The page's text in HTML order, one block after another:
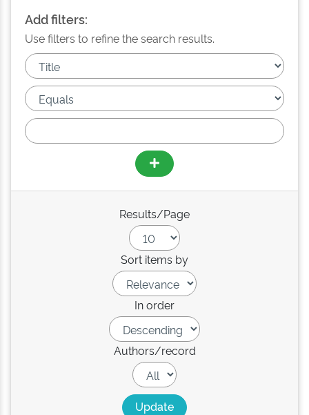
Add filters:
Use filters to refine the search results.
Results/Page
Sort items by
In order
Authors/record